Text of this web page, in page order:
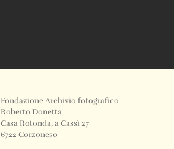
Fondazione Archivio fotografico
Roberto Donetta
Casa Rotonda, a Cassì 27
6722 Corzoneso